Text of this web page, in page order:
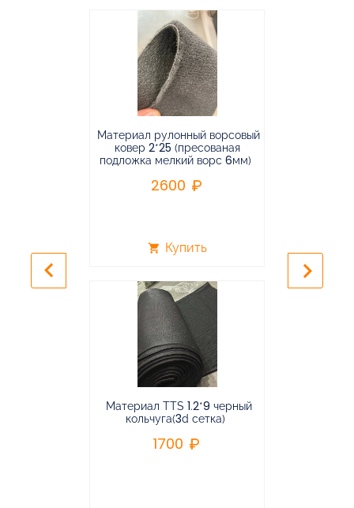
Материал рулонный ворсовый
ковер 2*25 (пресованая
подложка мелкий ворс 6мм)
2600
shopping_cart Купить
Материал TTS 1.2*9 черный
кольчуга(3d сетка)
1700
keyboard_arrow_left keyboard_arrow_right